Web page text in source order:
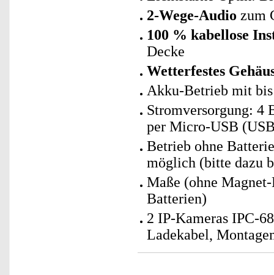
2-Wege-Audio zum
100 % kabellose
Decke
Wetterfestes
Akku-Betrieb mit
Stromversorgung: 4
per Micro-USB
Betrieb ohne
möglich (bitte dazu
Maße (ohne
Batterien)
2 IP-Kameras IPC-
Ladekabel,